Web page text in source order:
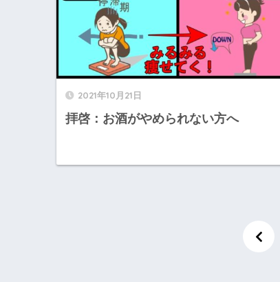
2021年10月21日
拝啓：お酒がやめられない方へ